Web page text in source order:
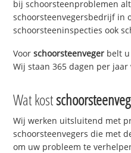
bij schoorsteenproblemen
schoorsteenvegersbedrijf in
schoorsteeninspecties ook
Voorschoorsteenveger belt u
Wij staan 365 dagen per jaar
Wat kost
Wij werken uitsluitend met
schoorsteenvegers die met
om uw probleem te